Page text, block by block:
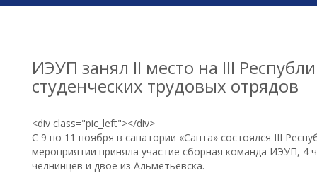
ИЭУП занял II место на III
студенческих трудовых отрядов
<div class="pic_left"></div>
С 9 по 11 ноября в санатории «Санта» состоялся III
мероприятии приняла участие сборная команда ИЭУП, 4
челнинцев и двое из Альметьевска.